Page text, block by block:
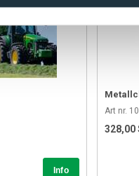
Art nr.
328,00